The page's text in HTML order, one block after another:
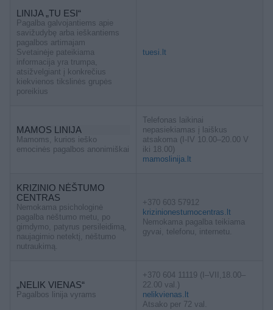
LINIJA „TU ESI“
Pagalba galvojantiems apie
savižudybę arba ieškantiems
pagalbos artimajam
Svetainėje pateikiama
informacija yra trumpa,
atsižvelgiant į konkrečius
kiekvienos tikslinės grupės
poreikius
tuesi.lt
MAMOS LINIJA
Mamoms, kurios ieško
emocinės pagalbos anonimiškai
Telefonas laikinai
nepasiekiamas į laiškus
atsakoma (I-IV 10.00–20.00 V
iki 18.00)
mamoslinija.lt
KRIZINIO NĖŠTUMO
CENTRAS
Nemokama psichologinė
pagalba nėštumo metu, po
gimdymo, patyrus persileidimą,
naujagimio netektį, nėštumo
nutraukimą.
+370 603 57912
krizinionestumocentras.lt
Nemokama pagalba teikiama
gyvai, telefonu, internetu.
„NELIK VIENAS“
Pagalbos linija vyrams
+370 604 11119 (I–VII,18.00–
22.00 val.)
nelikvienas.lt
Atsako per 72 val.